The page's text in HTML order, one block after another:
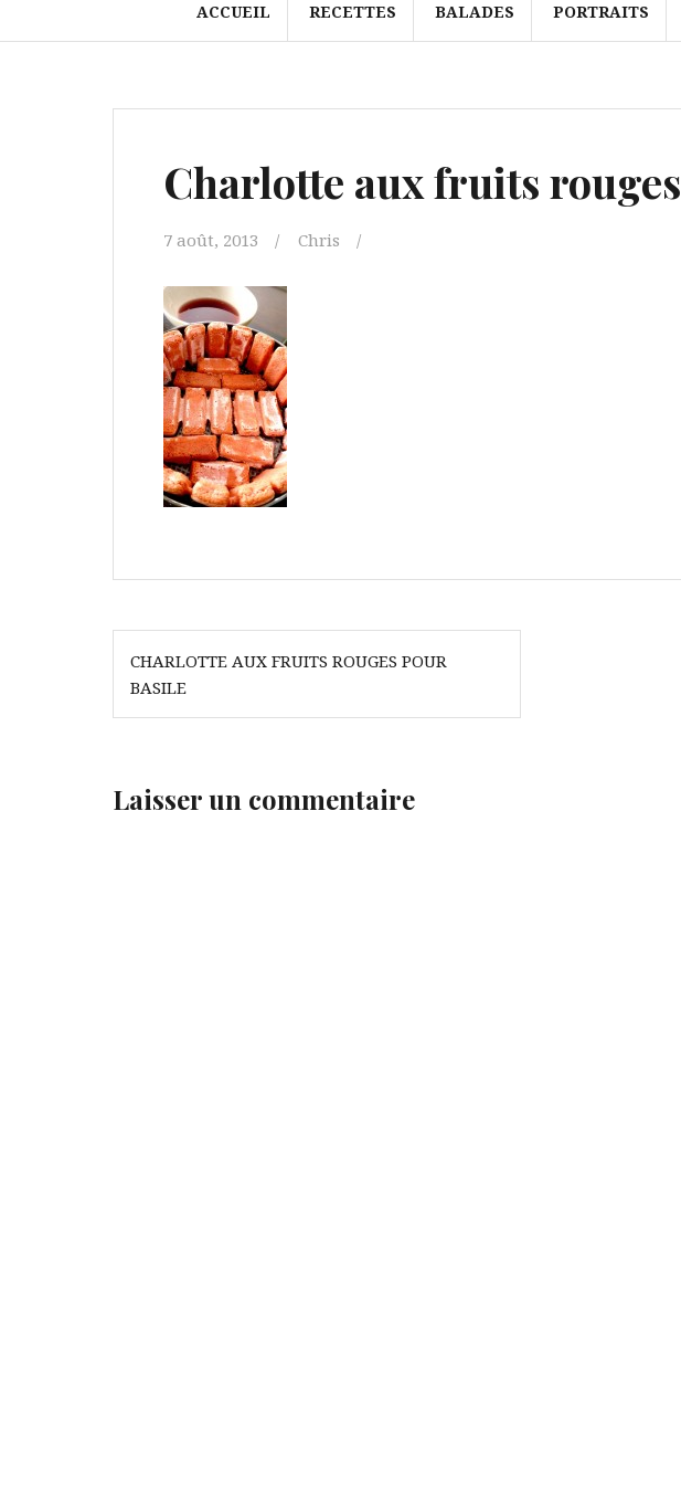
ACCUEIL RECETTES BALADES PORTRAITS
Charlotte aux fruits rouges
7 août, 2013 Chris
Navigation
de
l’article
CHARLOTTE AUX FRUITS ROUGES POUR
BASILE
Laisser un commentaire